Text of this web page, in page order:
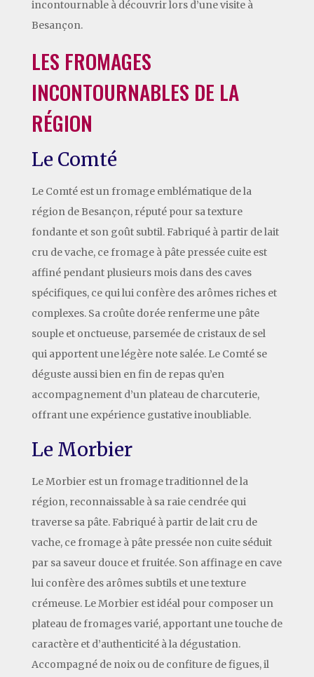
incontournable à découvrir lors d’une visite à
Besançon.
LES FROMAGES
INCONTOURNABLES DE LA
RÉGION
Le Comté
Le Comté est un fromage emblématique de la
région de Besançon, réputé pour sa texture
fondante et son goût subtil. Fabriqué à partir de lait
cru de vache, ce fromage à pâte pressée cuite est
affiné pendant plusieurs mois dans des caves
spécifiques, ce qui lui confère des arômes riches et
complexes. Sa croûte dorée renferme une pâte
souple et onctueuse, parsemée de cristaux de sel
qui apportent une légère note salée. Le Comté se
déguste aussi bien en fin de repas qu’en
accompagnement d’un plateau de charcuterie,
offrant une expérience gustative inoubliable.
Le Morbier
Le Morbier est un fromage traditionnel de la
région, reconnaissable à sa raie cendrée qui
traverse sa pâte. Fabriqué à partir de lait cru de
vache, ce fromage à pâte pressée non cuite séduit
par sa saveur douce et fruitée. Son affinage en cave
lui confère des arômes subtils et une texture
crémeuse. Le Morbier est idéal pour composer un
plateau de fromages varié, apportant une touche de
caractère et d’authenticité à la dégustation.
Accompagné de noix ou de confiture de figues, il